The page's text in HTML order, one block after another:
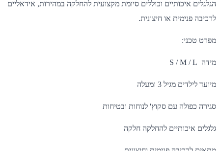
הגלגלים איכותיים וכוללים סיומת מקצועית להחלקה במהירות, אידאליים
לרכיבה פנימית או חיצונית.
מפרט טכני:
מידה S / M / L
מיועד לילדים מגיל 3 ומעלה
סגירה כפולה עם סקוץ' לנוחות ובטיחות
גלגלים איכותיים להחלקה חלקה